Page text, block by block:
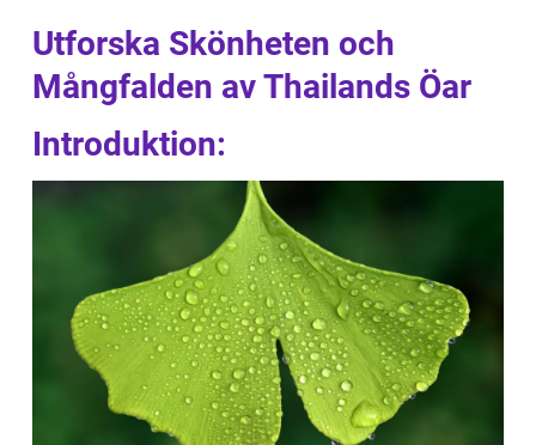
Utforska Skönheten och
Mångfalden av Thailands Öar
Introduktion: